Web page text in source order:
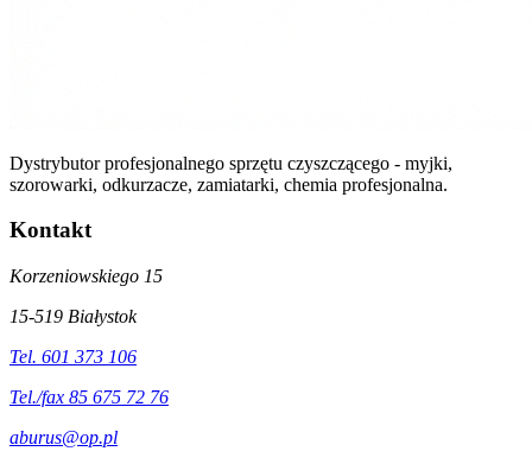
Dystrybutor profesjonalnego sprzętu czyszczącego - myjki,
szorowarki, odkurzacze, zamiatarki, chemia profesjonalna.
Kontakt
Korzeniowskiego 15
15-519 Białystok
Tel. 601 373 106
Tel./fax 85 675 72 76
aburus@op.pl